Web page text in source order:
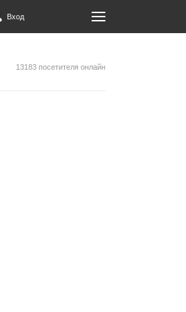
Вход
13183 посетителя онлайн